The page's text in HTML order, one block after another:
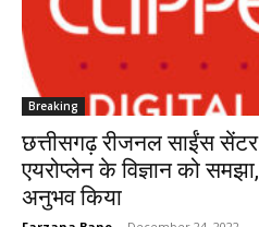
Breaking
छत्तीसगढ़ रीजनल साईंस सेंटर
एयरोप्लेन के विज्ञान को
अनुभव किया